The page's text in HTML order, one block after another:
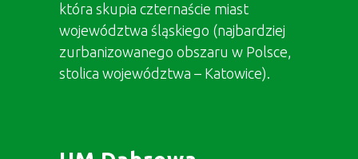
która skupia czternaście miast
województwa śląskiego (najbardziej
zurbanizowanego obszaru w Polsce,
stolica województwa – Katowice).